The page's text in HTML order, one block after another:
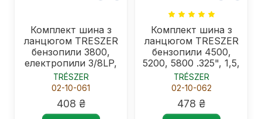
Комплект шина з
ланцюгом TRESZER
бензопили 3800,
електропили 3/8LP,
1,3, 57в.л.
TRÉSZER
02-10-061
408 ₴
Комплект шина з
ланцюгом TRESZER
бензопили 4500,
5200, 5800 .325", 1,5,
64в.л.
TRÉSZER
02-10-062
478 ₴